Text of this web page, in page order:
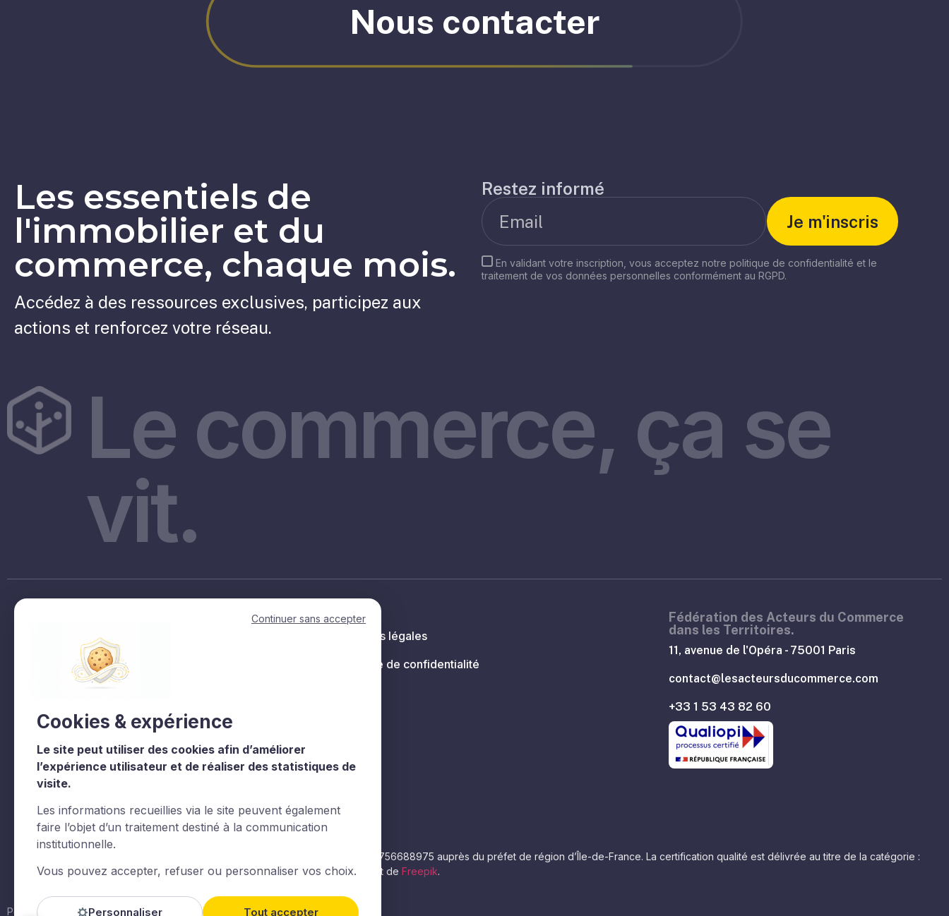
Nous contacter
Les essentiels de
l'immobilier et du
commerce, chaque mois.
Accédez à des ressources exclusives, participez aux
actions et renforcez votre réseau.
Restez informé
En validant votre inscription, vous acceptez notre politique de confidentialité et le
traitement de vos données personnelles conformément au RGPD.
Le commerce, ça se
vit.
Accueil
La Fédération
La Vie de la Fédération
Les commissions
Valorpark
La Fédération
Documentations
Mentions légales
Politique de confidentialité
Fédération des Acteurs du Commerce
dans les Territoires.
11, avenue de l'Opéra - 75001 Paris
contact@lesacteursducommerce.com
+33 1 53 43 82 60
Le CNCC est un organisme de formation enregistré sous le numéro 11756688975 auprès du préfet de région d’Île-de-France. La certification qualité est délivrée au titre de la catégorie :
L.6313-1°Actions de formation. Certaines images et vidéos proviennent de Freepik.
Powered By WztechnoImaginé et conçu par
Continuer sans accepter
Cookies & expérience
Le site peut utiliser des cookies afin d’améliorer
l’expérience utilisateur et de réaliser des statistiques de
visite.
Les informations recueillies via le site peuvent également
faire l’objet d’un traitement destiné à la communication
institutionnelle.
Vous pouvez accepter, refuser ou personnaliser vos choix.
Personnaliser Tout accepter